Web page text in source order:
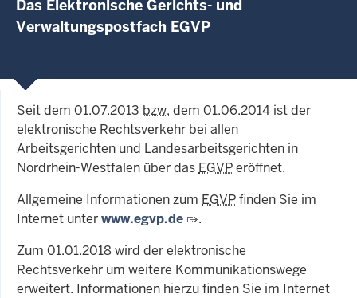
Das Elektronische Gerichts- und
Verwaltungspostfach EGVP
Seit dem 01.07.2013 bzw. dem 01.06.2014 ist der
elektronische Rechtsverkehr bei allen
Arbeitsgerichten und Landesarbeitsgerichten in
Nordrhein-Westfalen über das EGVPeröffnet.
Allgemeine Informationen zum EGVPfinden Sie im
Internet unterwww.egvp.de
.
Zum 01.01.2018 wird der elektronische
Rechtsverkehr um weitere Kommunikationswege
erweitert. Informationen hierzu finden Sie im Internet